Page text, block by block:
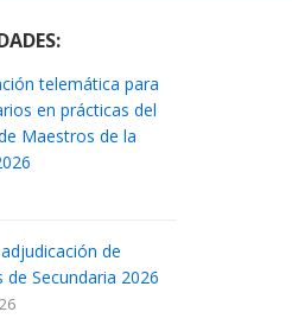
telemática para
en prácticas del
Maestros de la
de
de Secundaria 2026